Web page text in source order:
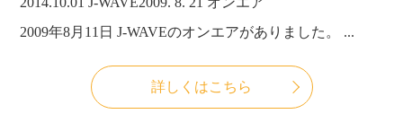
2009年8月11日 J-WAVEのオンエアがありました。 ...
詳しくはこちら